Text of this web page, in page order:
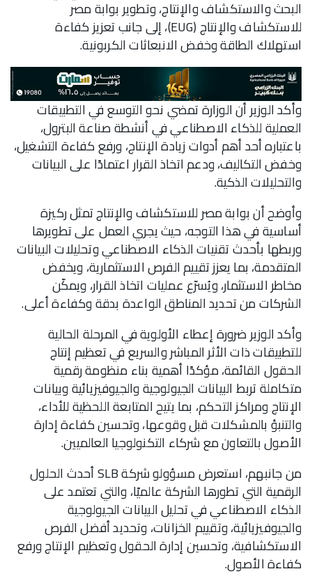
البحث والاستكشاف والإنتاج، وتطوير بوابة مصر
للاستكشاف والإنتاج (EUG)، إلى جانب تعزيز كفاءة
استهلاك الطاقة وخفض الانبعاثات الكربونية.
وأكد الوزير أن الوزارة تمضي نحو التوسع في التطبيقات
العملية للذكاء الاصطناعي في أنشطة صناعة البترول،
باعتباره أحد أهم أدوات زيادة الإنتاج، ورفع كفاءة التشغيل،
وخفض التكاليف، ودعم اتخاذ القرار اعتمادًا على البيانات
والتحليلات الذكية.
وأوضح أن بوابة مصر للاستكشاف والإنتاج تمثل ركيزة
أساسية في هذا التوجه، حيث يجري العمل على تطويرها
وربطها بأحدث تقنيات الذكاء الاصطناعي وتحليلات البيانات
المتقدمة، بما يعزز تقييم الفرص الاستثمارية، ويخفض
مخاطر الاستثمار، ويُسرّع عمليات اتخاذ القرار، ويمكّن
الشركات من تحديد المناطق الواعدة بدقة وكفاءة أعلى.
وأكد الوزير ضرورة إعطاء الأولوية في المرحلة الحالية
للتطبيقات ذات الأثر المباشر والسريع في تعظيم إنتاج
الحقول القائمة، مؤكدًا أهمية بناء منظومة رقمية
متكاملة تربط البيانات الجيولوجية والجيوفيزيائية وبيانات
الإنتاج ومراكز التحكم، بما يتيح المتابعة اللحظية للأداء،
والتنبؤ بالمشكلات قبل وقوعها، وتحسين كفاءة إدارة
الأصول بالتعاون مع شركاء التكنولوجيا العالميين.
من جانبهم، استعرض مسؤولو شركة SLB أحدث الحلول
الرقمية التي تطورها الشركة عالميًا، والتي تعتمد على
الذكاء الاصطناعي في تحليل البيانات الجيولوجية
والجيوفيزيائية، وتقييم الخزانات، وتحديد أفضل الفرص
الاستكشافية، وتحسين إدارة الحقول وتعظيم الإنتاج ورفع
كفاءة الأصول.